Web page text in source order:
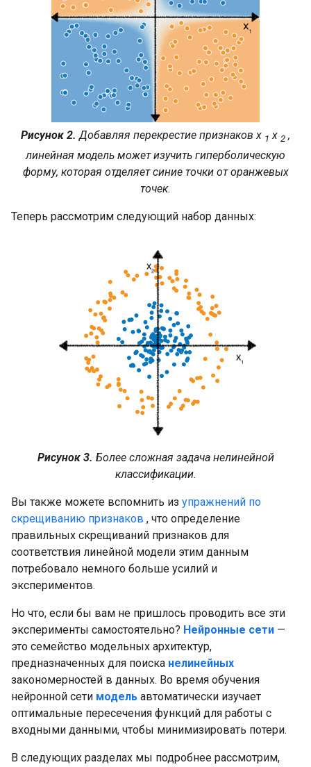
Рисунок 2. Добавляя перекрестие признаковx 1 x 2 ,
линейная модель может изучить гиперболическую
форму, которая отделяет синие точки от оранжевых
точек.
Теперь рассмотрим следующий набор данных:
Рисунок 3. Более сложная задача нелинейной
классификации.
Вы также можете вспомнить из упражнений по
скрещиванию признаков , что определение
правильных скрещиваний признаков для
соответствия линейной модели этим данным
потребовало немного больше усилий и
экспериментов.
Но что, если бы вам не пришлось проводить все эти
эксперименты самостоятельно? Нейронные сети —
это семейство модельных архитектур,
предназначенных для поиска нелинейных
закономерностей в данных. Во время обучения
нейронной сети модель автоматически изучает
оптимальные пересечения функций для работы с
входными данными, чтобы минимизировать потери.
В следующих разделах мы подробнее рассмотрим,